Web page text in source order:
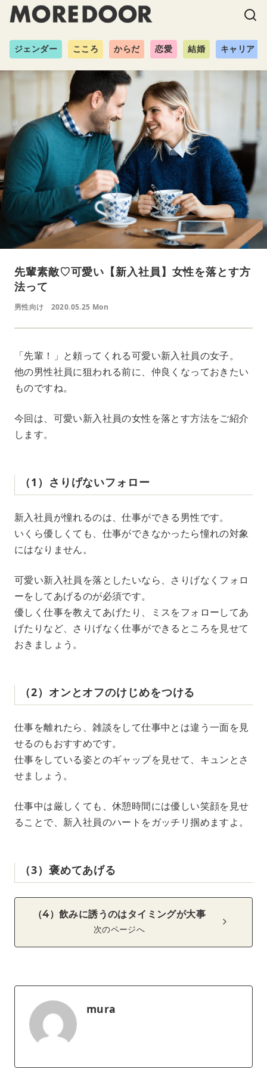
ジェンダー こころ からだ 恋愛 結婚 キャリア
先輩素敵♡可愛い【新入社員】女性を落とす方
法って
男性向け 2020.05.25 Mon
「先輩！」と頼ってくれる可愛い新入社員の女子。
他の男性社員に狙われる前に、仲良くなっておきたい
ものですね。
今回は、可愛い新入社員の女性を落とす方法をご紹介
します。
（1）さりげないフォロー
新入社員が憧れるのは、仕事ができる男性です。
いくら優しくても、仕事ができなかったら憧れの対象
にはなりません。
可愛い新入社員を落としたいなら、さりげなくフォロ
ーをしてあげるのが必須です。
優しく仕事を教えてあげたり、ミスをフォローしてあ
げたりなど、さりげなく仕事ができるところを見せて
おきましょう。
（2）オンとオフのけじめをつける
仕事を離れたら、雑談をして仕事中とは違う一面を見
せるのもおすすめです。
仕事をしている姿とのギャップを見せて、キュンとさ
せましょう。
仕事中は厳しくても、休憩時間には優しい笑顔を見せ
ることで、新入社員のハートをガッチリ掴めますよ。
（3）褒めてあげる
（4）飲みに誘うのはタイミングが大事
次のページへ
mura